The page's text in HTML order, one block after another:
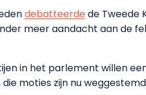
debatteerdede Tweede
meer aandacht aan de
in het parlement willen
moties zijn nu